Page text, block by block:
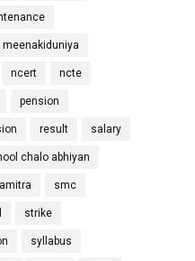
meenakiduniya
ncert ncte
pension
result salary
chalo abhiyan
smc
strike
syllabus